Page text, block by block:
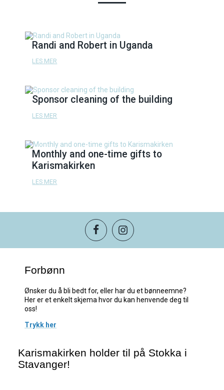
Randi and Robert in Uganda
LES MER
Sponsor cleaning of the building
LES MER
Monthly and one-time gifts to
Karismakirken
LES MER
Forbønn
Ønsker du å bli bedt for, eller har du et bønneemne?
Her er et enkelt skjema hvor du kan henvende deg til
oss!
Trykk her
Karismakirken holder til på Stokka i
Stavanger!